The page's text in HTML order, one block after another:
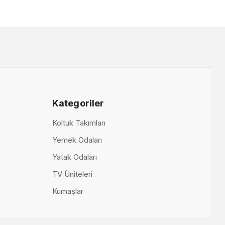
Odası (6 Kapaklı Standart Dolap)
Kategoriler
Koltuk Takımları
Yemek Odaları
Yatak Odaları
TV Üniteleri
Kumaşlar